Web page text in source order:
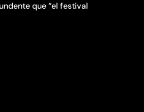
que “el festival